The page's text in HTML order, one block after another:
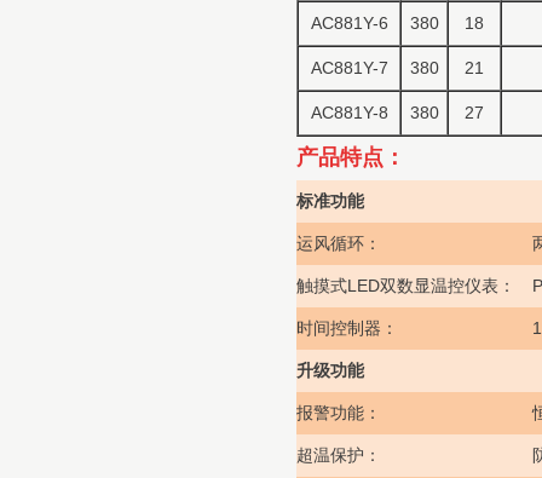
AC881Y-6 380 18
AC881Y-7 380 21
AC881Y-8 380 27
产品特点：
标准功能
运风循环：
触摸式LED双数显温控仪表：
时间控制器：
升级功能
报警功能：
超温保护：